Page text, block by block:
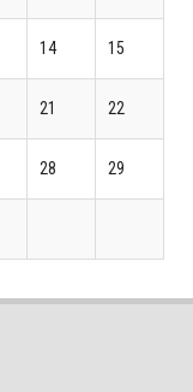
14 15
21 22
28 29